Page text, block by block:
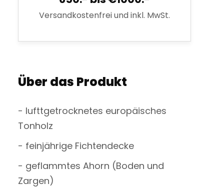
Versandkostenfrei und inkl. MwSt.
Über das Produkt
- lufttgetrocknetes europäisches
Tonholz
- feinjährige Fichtendecke
- geflammtes Ahorn (Boden und
Zargen)